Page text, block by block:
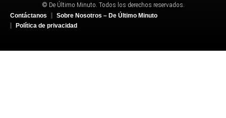
© De Último Minuto. Todos los derechos reservados.
Contáctanos
Sobre Nosotros – De Último Minuto
Política de privacidad